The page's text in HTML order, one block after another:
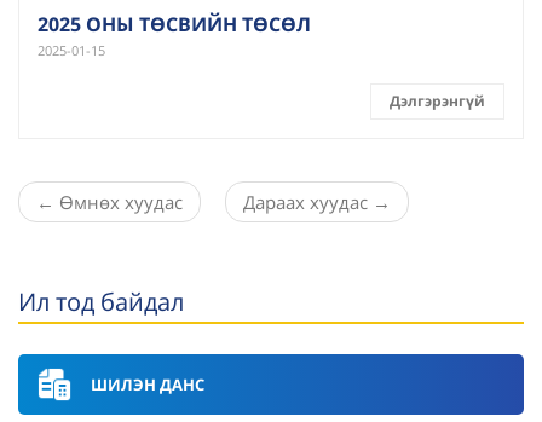
2025 ОНЫ ТӨСВИЙН ТӨСӨЛ
2025-01-15
Дэлгэрэнгүй
← Өмнөх хуудас Дараах хуудас →
Ил тод байдал
ШИЛЭН ДАНС